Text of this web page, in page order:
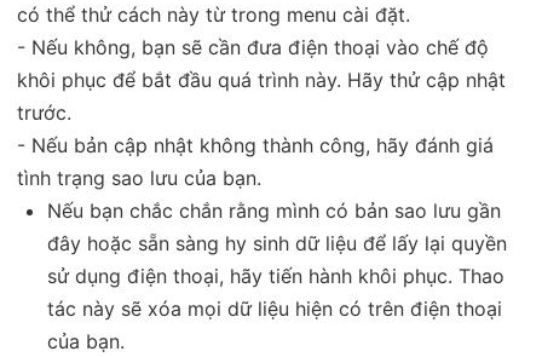
có thể thử cách này từ trong menu cài đặt.
- Nếu không, bạn sẽ cần đưa điện thoại vào chế độ
khôi phục để bắt đầu quá trình này. Hãy thử cập nhật
trước.
- Nếu bản cập nhật không thành công, hãy đánh giá
tình trạng sao lưu của bạn.
Nếu bạn chắc chắn rằng mình có bản sao lưu gần
đây hoặc sẵn sàng hy sinh dữ liệu để lấy lại quyền
sử dụng điện thoại, hãy tiến hành khôi phục. Thao
tác này sẽ xóa mọi dữ liệu hiện có trên điện thoại
của bạn.